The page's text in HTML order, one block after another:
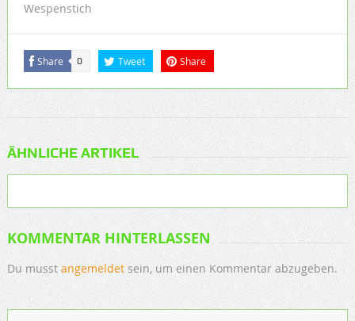
Wespenstich
Share 0 Tweet Share
ÄHNLICHE ARTIKEL
KOMMENTAR HINTERLASSEN
Du musstangemeldetsein, um einen Kommentar abzugeben.